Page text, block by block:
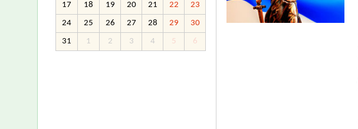
17 18 19 20 21 22 23
24 25 26 27 28 29 30
31 1 2 3 4 5 6